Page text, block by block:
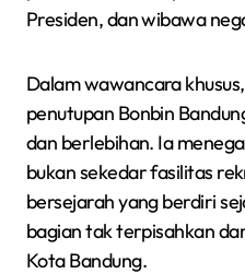
Presiden, dan wibawa
Dalam wawancara
penutupan Bonbin
dan berlebihan. Ia
bukan sekedar fasilitas
bersejarah yang berdiri
bagian tak terpisahkan
Kota Bandung.